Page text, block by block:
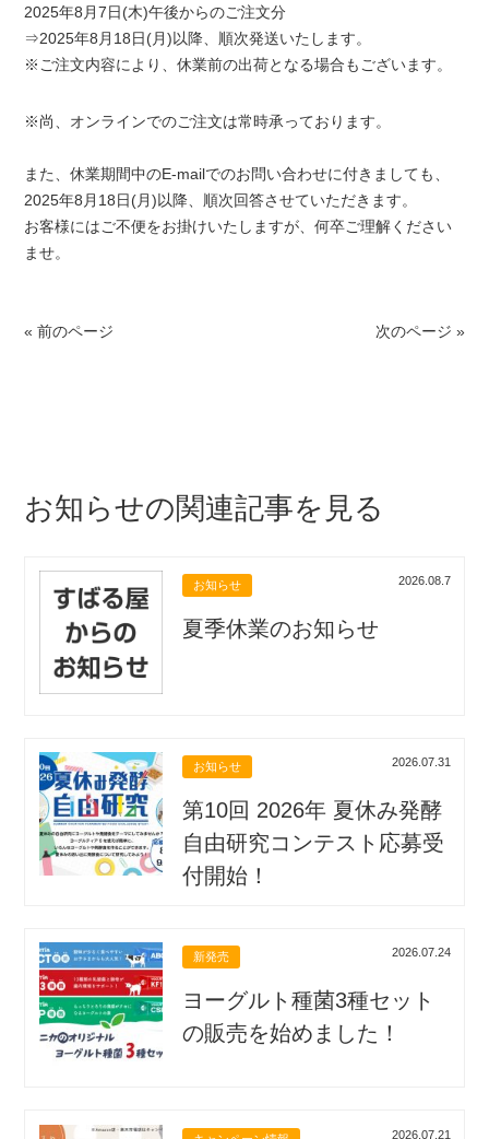
2025年8月7日(木)午後からのご注文分
⇒2025年8月18日(月)以降、順次発送いたします。
※ご注文内容により、休業前の出荷となる場合もございます。
※尚、オンラインでのご注文は常時承っております。
また、休業期間中のE-mailでのお問い合わせに付きましても、
2025年8月18日(月)以降、順次回答させていただきます。
お客様にはご不便をお掛けいたしますが、何卒ご理解ください
ませ。
« 前のページ 次のページ »
お知らせの関連記事を見る
お知らせ 2026.08.7
夏季休業のお知らせ
お知らせ 2026.07.31
第10回 2026年 夏休み発酵
自由研究コンテスト応募受
付開始！
新発売 2026.07.24
ヨーグルト種菌3種セット
の販売を始めました！
2026.07.21